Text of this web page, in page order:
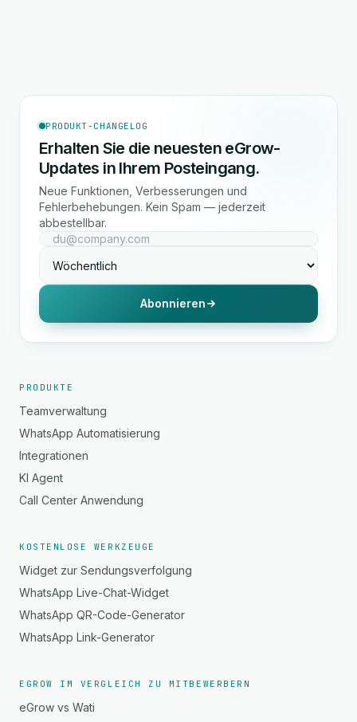
PRODUKT-CHANGELOG
Erhalten Sie die neuesten eGrow-
Updates in Ihrem Posteingang.
Neue Funktionen, Verbesserungen und
Fehlerbehebungen. Kein Spam — jederzeit
abbestellbar.
Abonnieren
PRODUKTE
Teamverwaltung
WhatsApp Automatisierung
Integrationen
KI Agent
Call Center Anwendung
KOSTENLOSE WERKZEUGE
Widget zur Sendungsverfolgung
WhatsApp Live-Chat-Widget
WhatsApp QR-Code-Generator
WhatsApp Link-Generator
EGROW IM VERGLEICH ZU MITBEWERBERN
eGrow vs Wati